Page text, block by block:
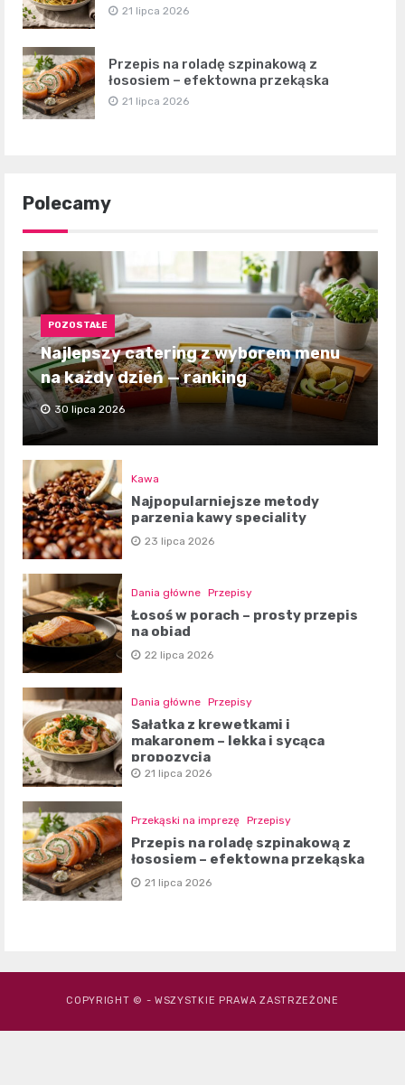
21 lipca 2026
Przepis na roladę szpinakową z
łososiem – efektowna przekąska
21 lipca 2026
Polecamy
POZOSTAŁE
Najlepszy catering z wyborem menu
na każdy dzień — ranking
30 lipca 2026
Kawa
Najpopularniejsze metody
parzenia kawy speciality
23 lipca 2026
Dania główne Przepisy
Łosoś w porach – prosty przepis
na obiad
22 lipca 2026
Dania główne Przepisy
Sałatka z krewetkami i
makaronem – lekka i sycąca
propozycja
21 lipca 2026
Przekąski na imprezę Przepisy
Przepis na roladę szpinakową z
łososiem – efektowna przekąska
21 lipca 2026
COPYRIGHT © - WSZYSTKIE PRAWA ZASTRZEŻONE